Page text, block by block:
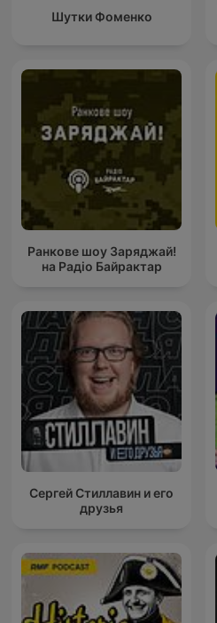
Шутки Фоменко
Ранкове шоу Заряджай!
на Радіо Байрактар
Сергей Стиллавин и его
друзья